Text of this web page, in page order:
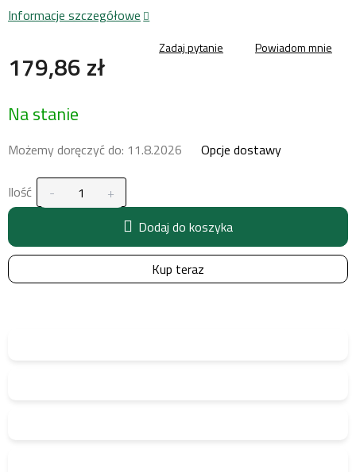
179,86 zł
jednostkowa:
Na stanie
Możemy doręczyć do: 11.8.2026 Opcje dostawy
Ilość
Dodaj do koszyka
Kup teraz
Informacje szczegółowe
Zadaj pytanie Powiadom mnie